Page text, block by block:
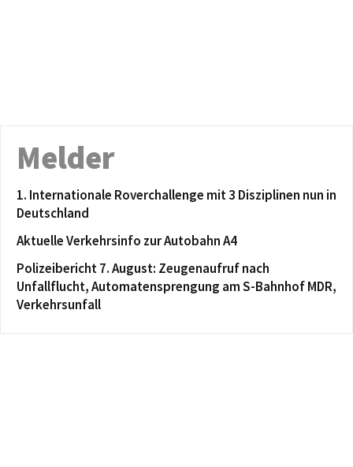
Melder
1. Internationale Roverchallenge mit 3 Disziplinen nun in
Deutschland
Aktuelle Verkehrsinfo zur Autobahn A4
Polizeibericht 7. August: Zeugenaufruf nach
Unfallflucht, Automatensprengung am S-Bahnhof MDR,
Verkehrsunfall